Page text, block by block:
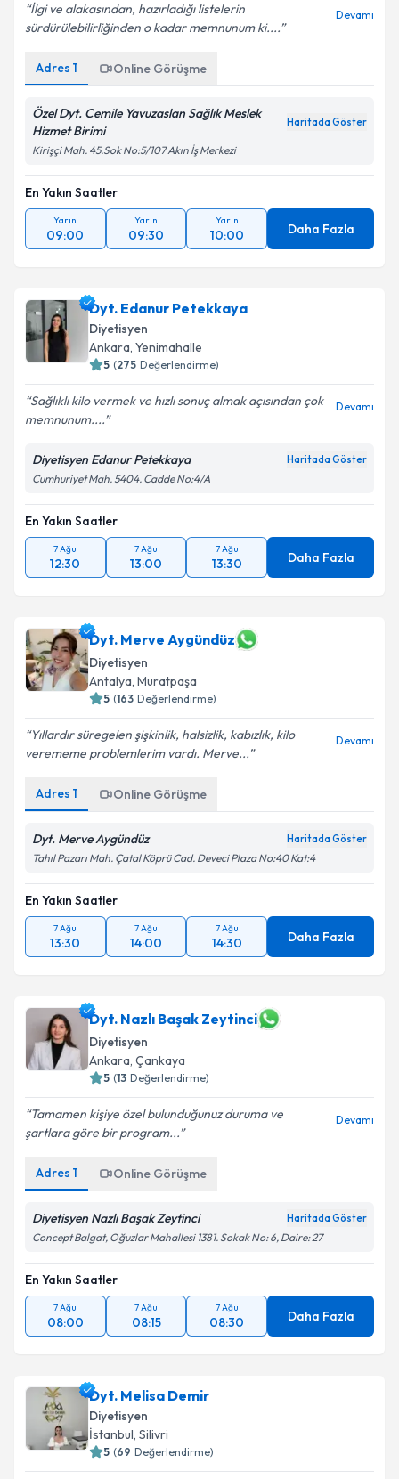
İlgi ve alakasından, hazırladığı listelerin
sürdürülebilirliğinden o kadar memnunum ki....
Devamı
Adres 1 Online Görüşme
Özel Dyt. Cemile Yavuzaslan Sağlık Meslek
Hizmet Birimi
Haritada Göster
Kirişçi Mah. 45.Sok No:5/107 Akın İş Merkezi
En Yakın Saatler
Yarın
09:00
Yarın
09:30
Yarın
10:00 Daha Fazla
Dyt. Edanur Petekkaya
Diyetisyen
Ankara, Yenimahalle
5 (275 Değerlendirme)
Sağlıklı kilo vermek ve hızlı sonuç almak açısından çok
memnunum....
Devamı
Diyetisyen Edanur Petekkaya Haritada Göster
Cumhuriyet Mah. 5404. Cadde No:4/A
En Yakın Saatler
7 Ağu
12:30
7 Ağu
13:00
7 Ağu
13:30 Daha Fazla
Dyt. Merve Aygündüz
Diyetisyen
Antalya, Muratpaşa
5 (163 Değerlendirme)
Yıllardır süregelen şişkinlik, halsizlik, kabızlık, kilo
verememe problemlerim vardı. Merve...
Devamı
Adres 1 Online Görüşme
Dyt. Merve Aygündüz Haritada Göster
Tahıl Pazarı Mah. Çatal Köprü Cad. Deveci Plaza No:40 Kat:4
En Yakın Saatler
7 Ağu
13:30
7 Ağu
14:00
7 Ağu
14:30 Daha Fazla
Dyt. Nazlı Başak Zeytinci
Diyetisyen
Ankara, Çankaya
5 (13 Değerlendirme)
Tamamen kişiye özel bulunduğunuz duruma ve
şartlara göre bir program...
Devamı
Adres 1 Online Görüşme
Diyetisyen Nazlı Başak Zeytinci Haritada Göster
Concept Balgat, Oğuzlar Mahallesi 1381. Sokak No: 6, Daire: 27
En Yakın Saatler
7 Ağu
08:00
7 Ağu
08:15
7 Ağu
08:30 Daha Fazla
Dyt. Melisa Demir
Diyetisyen
İstanbul, Silivri
5 (69 Değerlendirme)